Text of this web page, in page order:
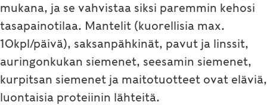
mukana, ja se vahvistaa siksi paremmin kehosi
tasapainotilaa. Mantelit (kuorellisia max.
10kpl/päivä), saksanpähkinät, pavut ja linssit,
auringonkukan siemenet, seesamin siemenet,
kurpitsan siemenet ja maitotuotteet ovat eläviä,
luontaisia proteiinin lähteitä.